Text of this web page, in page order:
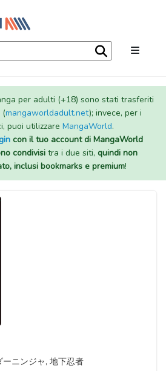
per adulti (+18) sono stati trasferiti
(mangaworldadult.net); invece, per i
puoi utilizzare MangaWorld.
con il tuo account di MangaWorld
condivisi tra i due siti, quindi non
inclusi bookmarks e premium!
ーニンジャ, 地下忍者